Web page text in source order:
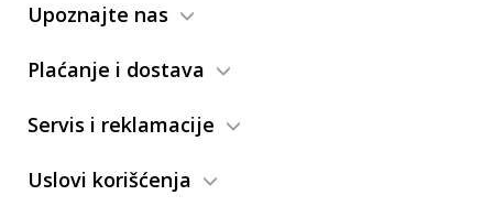
Upoznajte nas
Plaćanje i dostava
Servis i reklamacije
Uslovi korišćenja